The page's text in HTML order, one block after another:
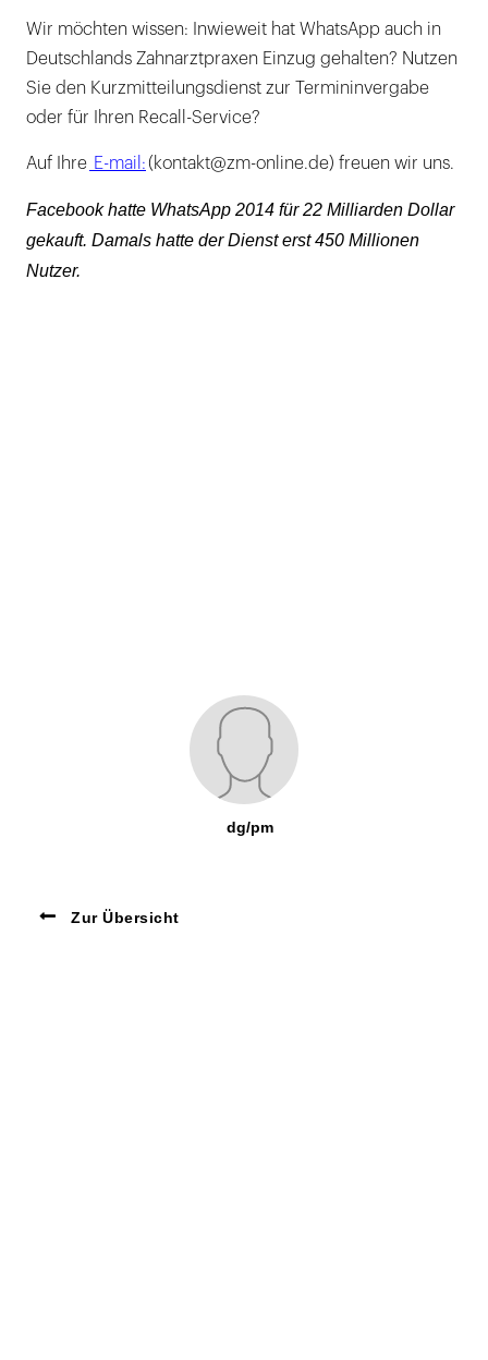
Wir möchten wissen: Inwieweit hat WhatsApp auch in
Deutschlands Zahnarztpraxen Einzug gehalten? Nutzen
Sie den Kurzmitteilungsdienst zur Termininvergabe
oder für Ihren Recall-Service?
Auf Ihre E-mail:(kontakt@zm-online.de) freuen wir uns.
Facebook hatte WhatsApp 2014 für 22 Milliarden Dollar
gekauft. Damals hatte der Dienst erst 450 Millionen
Nutzer.
dg/pm
Zur Übersicht